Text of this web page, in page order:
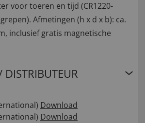
voor toeren en tijd (CR1220-
Afmetingen (h x d x b): ca.
inclusief gratis magnetische
DISTRIBUTEUR
Download
Download